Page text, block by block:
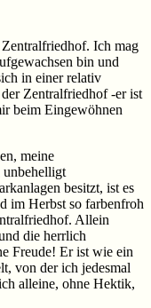
Ich mag
bin und
in einer relativ
Zentralfriedhof -er ist
beim Eingewöhnen
meine
unbehelligt
besitzt, ist es
im Herbst so farbenfroh
Allein
die herrlich
Freude! Er ist wie ein
von der ich jedesmal
alleine, ohne Hektik,